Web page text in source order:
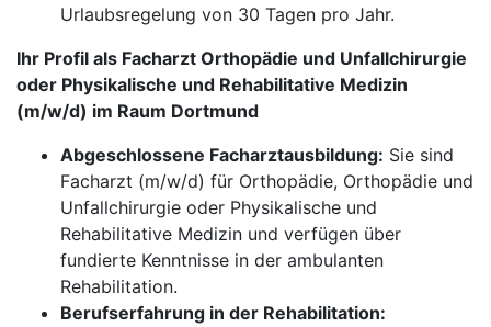
Urlaubsregelung von 30 Tagen pro Jahr.
Ihr Profil als Facharzt Orthopädie und Unfallchirurgie
oder Physikalische und Rehabilitative Medizin
(m/w/d) im Raum Dortmund
Abgeschlossene Facharztausbildung: Sie sind
Facharzt (m/w/d) für Orthopädie, Orthopädie und
Unfallchirurgie oder Physikalische und
Rehabilitative Medizin und verfügen über
fundierte Kenntnisse in der ambulanten
Rehabilitation.
Berufserfahrung in der Rehabilitation: